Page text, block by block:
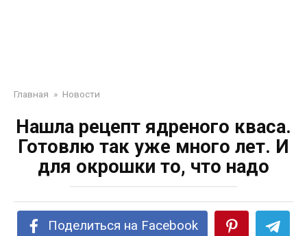
Главная » Новости
Нашла рецепт ядреного кваса.
Готовлю так уже много лет. И
для окрошки то, что надо
Поделиться на Facebook